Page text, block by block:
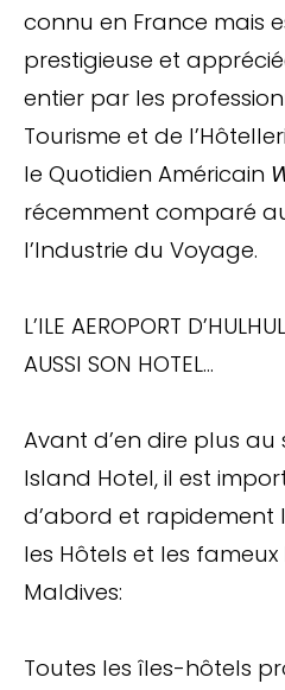
connu en France mais
prestigieuse et
entier par les
Tourisme et de
le Quotidien Américain
récemment comparé
l’Industrie du Voyage.
L’ILE AEROPORT
AUSSI SON HOTEL…
Avant d’en dire plus
Island Hotel, il est
d’abord et rapidement
les Hôtels et les fameux
Maldives:
Toutes les îles-hôtels